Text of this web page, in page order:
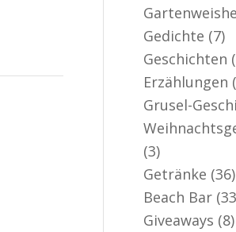
Gedichte (7)
Geschichten
Erzählungen
Grusel-
(3)
Getränke (36)
Beach Bar
Giveaways (8)